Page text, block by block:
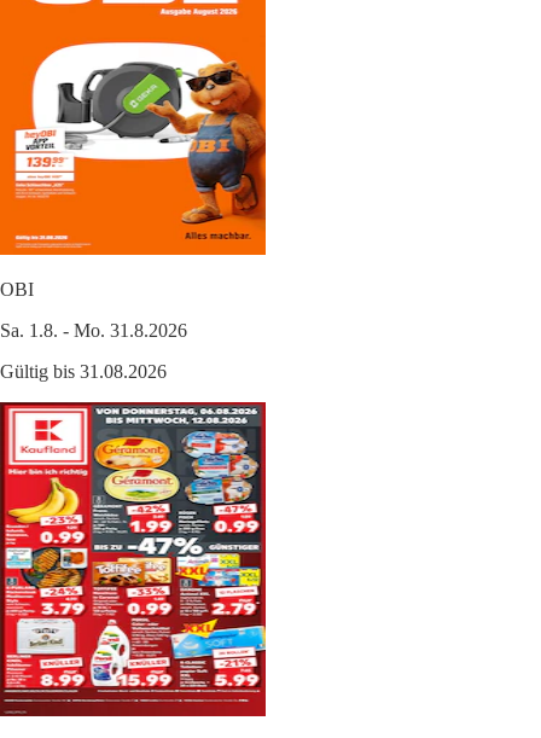
OBI
Sa. 1.8. - Mo. 31.8.2026
Gültig bis 31.08.2026